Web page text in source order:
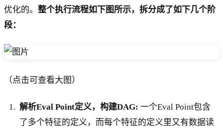
优化的。 整个执行流程如下图所示，拆分成了如下几个阶
段：
（点击可查看大图）
解析Eval Point定义，构建DAG: 一个Eval Point包含
了多个特征的定义，而每个特征的定义里又有数据读